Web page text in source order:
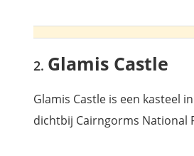
Glamis Castle
Glamis Castle is een kasteel
dichtbij Cairngorms National